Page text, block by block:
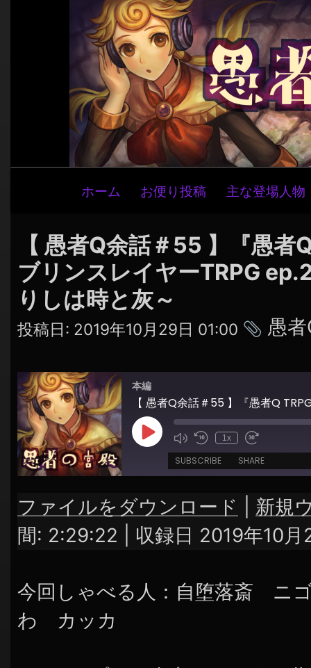
ビ
ゲ
ー
シ
ョ
ホーム お便り投稿 主な登場人物
【 愚者Q余話＃55 】『愚者
ブリンスレイヤーTRPG
りしは時と灰～
投稿日: 2019年10月29日 01:00
タ
愚
本編
Play
Episode
1x
SUBSCRIBE SHARE
RSS FEED
SHARE
LINK
ファイルをダウンロード
新規
間: 2:29:22
収録日 2019年10月
今回しゃべる人：自堕落斎
わ カッカ